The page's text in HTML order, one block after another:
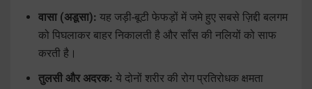
वासा (अडूसा): यह जड़ी-बूटी फेफड़ों में जमे हुए सबसे ज़िद्दी बलगम
को पिघलाकर बाहर निकालती है और साँस की नलियों को साफ
करती है।
तुलसी और अदरक: ये दोनों शरीर की रोग प्रतिरोधक क्षमता